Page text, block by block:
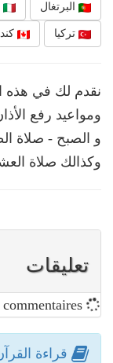
البرتغال
تركيا كندا
نقدم لك في هذه
و الصبح - صلاة
وكذالك صلاة
تعليقات
قراءة